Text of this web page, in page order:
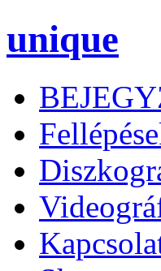
unique